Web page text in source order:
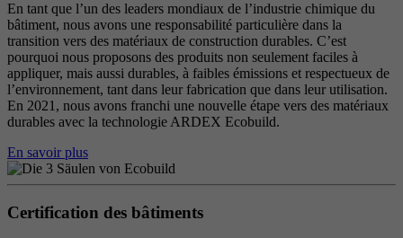
En tant que l’un des leaders mondiaux de l’industrie chimique du
bâtiment, nous avons une responsabilité particulière dans la
transition vers des matériaux de construction durables. C’est
pourquoi nous proposons des produits non seulement faciles à
appliquer, mais aussi durables, à faibles émissions et respectueux de
l’environnement, tant dans leur fabrication que dans leur utilisation.
En 2021, nous avons franchi une nouvelle étape vers des matériaux
durables avec la technologie ARDEX Ecobuild.
En savoir plus
Certification des bâtiments